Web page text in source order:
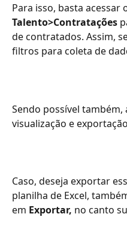
Para isso, basta acessar
Talento>Contratações
de contratados. Assim,
filtros para coleta de
Sendo possível
visualização e
Caso, deseja exportar
planilha de Excel,
em Exportar, no canto